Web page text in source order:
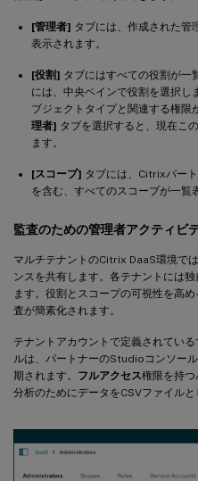
[管理者] タブには、作成された管
表示されます。
[役割] タブにはすべての役割が一
には、中央ペインで役割を選択し
ブジェクトタイプと関連する権限
理者] タブを選択すると、現在こ
ます。
[スコープ] タブには、Citrixパー
を含む、すべてのスコープが一覧
監査のための管理者アクティビ
マルチテナントのCitrix DaaS環境で
ンスを共有します。各テナントには
ます。役割とスコープの可視性を高
査が簡素化されます。
テナントアカウントで定義されてい
ルは、パートナーのStudioコンソー
期されます。 フルアクセス権限を持
分析のためにデータをCSVファイルと